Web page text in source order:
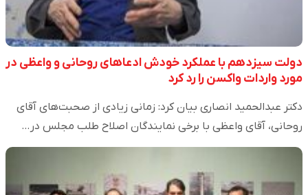
دولت سیزدهم با عملکرد خودش ادعاهای روحانی و واعظی در
مورد واردات واکسن را رد کرد
دکتر عبدالحمید انصاری بیان کرد: زمانی زیادی از صحبت‌های آقای
روحانی، آقای واعظی با برخی نمایندگان اصلاح طلب مجلس در…